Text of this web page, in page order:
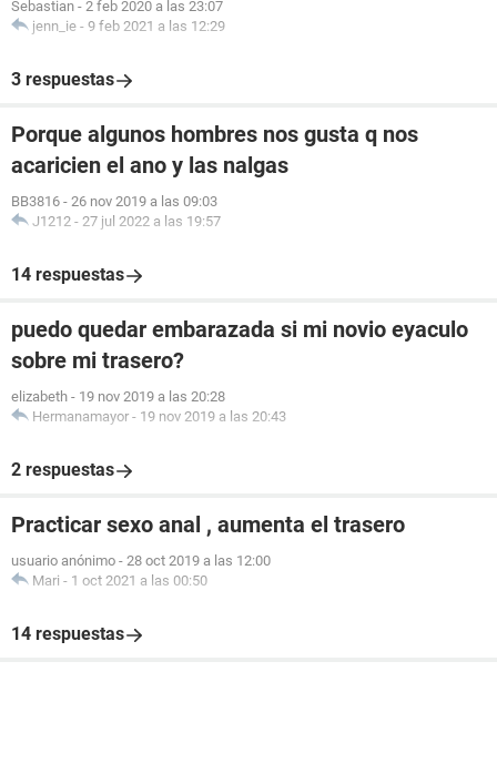
Sebastian - 2 feb 2020 a las 23:07
jenn_ie - 9 feb 2021 a las 12:29
3 respuestas
Porque algunos hombres nos gusta q nos
acaricien el ano y las nalgas
BB3816 - 26 nov 2019 a las 09:03
J1212 - 27 jul 2022 a las 19:57
14 respuestas
puedo quedar embarazada si mi novio eyaculo
sobre mi trasero?
elizabeth - 19 nov 2019 a las 20:28
Hermanamayor - 19 nov 2019 a las 20:43
2 respuestas
Practicar sexo anal , aumenta el trasero
usuario anónimo - 28 oct 2019 a las 12:00
Mari - 1 oct 2021 a las 00:50
14 respuestas